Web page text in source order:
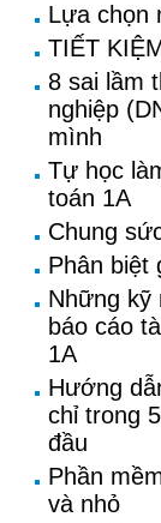
Lựa chọn
TIẾT
8 sai lầm
nghiệp
mình
Tự học
toán 1A
Chung
Phân biệt
Những kỹ
báo cáo
1A
Hướng
chỉ trong
đầu
Phần
và nhỏ